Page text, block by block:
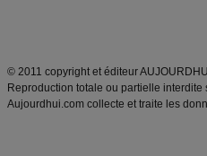
© 2011 copyright et éditeur
Reproduction totale ou partielle
Aujourdhui.com collecte et traite les